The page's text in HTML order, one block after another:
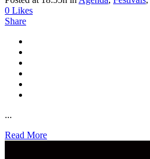
0 Likes
Share
...
Read More